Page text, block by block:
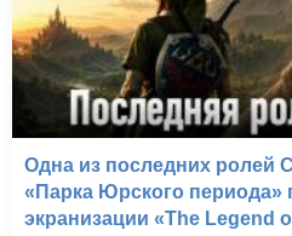
Одна из последних ролей
«Парка Юрского периода»
экранизации «The Legend